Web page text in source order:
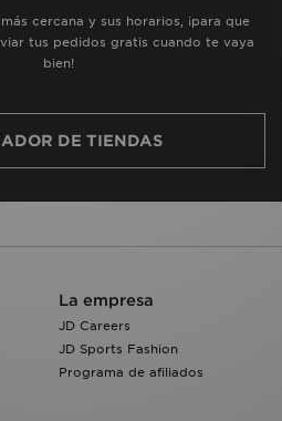
cercana y sus horarios, ¡para que
tus pedidos gratis cuando te vaya
bien!
DE TIENDAS
La empresa
JD Careers
JD Sports Fashion
Programa de afiliados